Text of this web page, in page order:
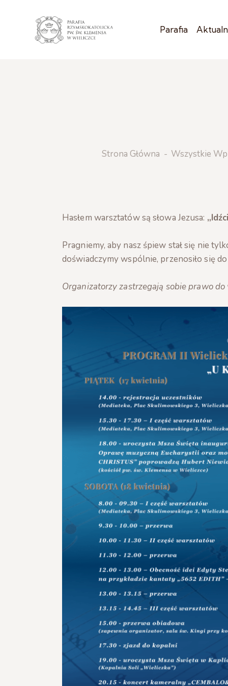
Parafia
Strona Główna Wszystkie
Hasłem warsztatów są słowa Jezusa:
Pragniemy, aby nasz śpiew stał się nie
doświadczymy wspólnie, przenosiło się
Organizatorzy zastrzegają sobie prawo